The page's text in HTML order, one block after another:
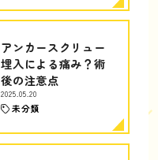
アンカースクリュー
埋入による痛み？術
後の注意点
2025.05.20
未分類